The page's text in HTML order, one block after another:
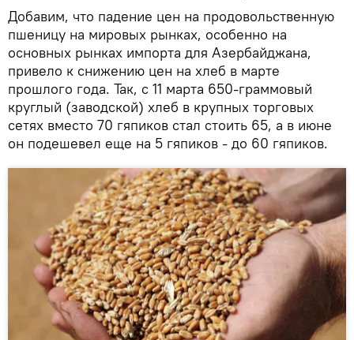
Добавим, что падение цен на продовольственную
пшеницу на мировых рынках, особенно на
основных рынках импорта для Азербайджана,
привело к снижению цен на хлеб в марте
прошлого года. Так, с 11 марта 650-граммовый
круглый (заводской) хлеб в крупных торговых
сетях вместо 70 гяпиков стал стоить 65, а в июне
он подешевел еще на 5 гяпиков - до 60 гяпиков.